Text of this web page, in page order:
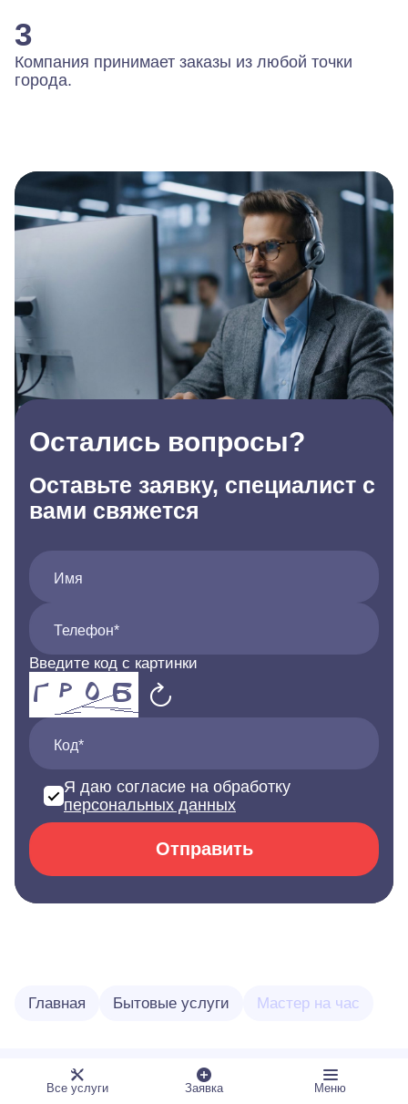
3
Компания принимает заказы из любой точки
города.
Остались вопросы?
Оставьте заявку, специалист с
вами свяжется
Имя
Телефон*
Введите код с картинки
Код*
Я даю согласие на обработку
персональных данных
Отправить
Главная Бытовые услуги Мастер на час
Услуги
Все услуги Заявка Меню